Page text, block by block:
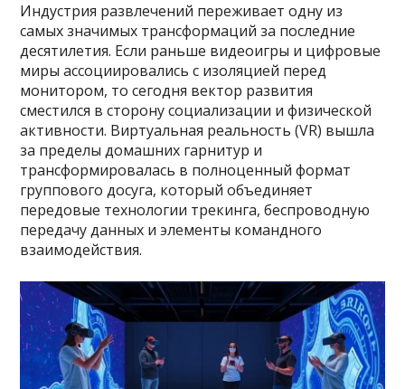
Индустрия развлечений переживает одну из
самых значимых трансформаций за последние
десятилетия. Если раньше видеоигры и цифровые
миры ассоциировались с изоляцией перед
монитором, то сегодня вектор развития
сместился в сторону социализации и физической
активности. Виртуальная реальность (VR) вышла
за пределы домашних гарнитур и
трансформировалась в полноценный формат
группового досуга, который объединяет
передовые технологии трекинга, беспроводную
передачу данных и элементы командного
взаимодействия.